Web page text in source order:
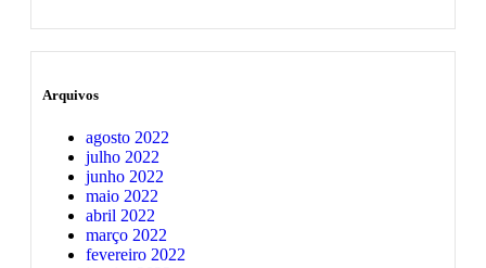
Arquivos
agosto 2022
julho 2022
junho 2022
maio 2022
abril 2022
março 2022
fevereiro 2022